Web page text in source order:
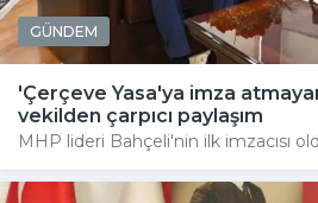
GÜNDEM
'Çerçeve Yasa'ya imza
vekilden çarpıcı paylaşım
MHP lideri Bahçeli'nin ilk imzacısı